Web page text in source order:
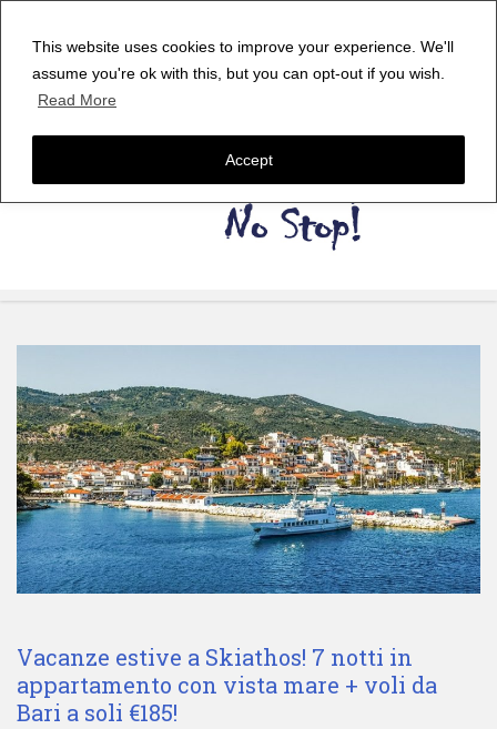
This website uses cookies to improve your experience. We'll
assume you're ok with this, but you can opt-out if you wish.
Read More
Accept
Vacanze estive a Skiathos! 7 notti in
appartamento con vista mare + voli da
Bari a soli €185!